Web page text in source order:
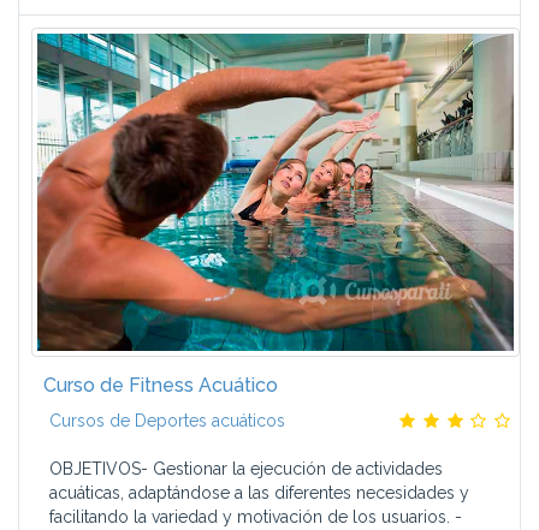
Garantizamos las prácticas en empresa y contamos con
bolsa de empleo.
Mantenemos los apuntes actualizados a través de nuestro
programa Alumni.
Curso de Fitness Acuático
Cursos de Deportes acuáticos
OBJETIVOS- Gestionar la ejecución de actividades
acuáticas, adaptándose a las diferentes necesidades y
facilitando la variedad y motivación de los usuarios. -